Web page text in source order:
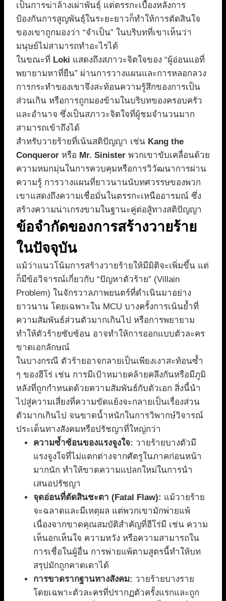
เป็นการฆ่าล้างเผ่าพันธุ์ แต่ตรรกะเบื้องหลังการ
ป้องกันการสูญพันธุ์ในระยะยาวก็ทำให้การตัดสินใจ
ของเขาถูกมองว่า “จำเป็น” ในบริบทที่เขาเห็นว่า
มนุษย์ไม่สามารถทำอะไรได้
ในขณะที่ Loki แสดงถึงสภาวะจิตใจของ “ผู้อ่อนแอที่
พยายามหาที่ยืน” ผ่านการวางแผนและการหลอกลวง
การกระทำของเขาจึงสะท้อนความรู้สึกของการเป็น
ส่วนเกิน หรือการถูกมองข้ามในบริบทของครอบครัว
และอำนาจ ซึ่งเป็นสภาวะจิตใจที่ผู้ชมจำนวนมาก
สามารถเข้าถึงได้
สำหรับวายร้ายที่เน้นสติปัญญา เช่น Kang the
Conqueror หรือ Mr. Sinister พวกเขาขับเคลื่อนด้วย
ความหมกมุ่นในการควบคุมหรือการวิวัฒนาการผ่าน
ความรู้ การวางแผนที่ยาวนานนับทศวรรษของพวก
เขาแสดงถึงความเชื่อมั่นในตรรกะเหนืออารมณ์ ซึ่ง
สร้างความน่าเกรงขามในฐานะคู่ต่อสู้ทางสติปัญญา
ข้อจำกัดของการสร้างวายร้าย
ในปัจจุบัน
แม้ว่าแนวโน้มการสร้างวายร้ายให้มีมิติจะเพิ่มขึ้น แต่
ก็มีข้อวิจารณ์เกี่ยวกับ “ปัญหาตัวร้าย” (Villain
Problem) ในจักรวาลภาพยนตร์ที่ดำเนินมาอย่าง
ยาวนาน โดยเฉพาะใน MCU บางครั้งการเน้นย้ำที่
ความสัมพันธ์ส่วนตัวมากเกินไป หรือการพยายาม
ทำให้ตัวร้ายซับซ้อน อาจทำให้การออกแบบตัวละคร
ขาดเอกลักษณ์
ในบางกรณี ตัวร้ายอาจกลายเป็นเพียงเงาสะท้อนซ้ำ
ๆ ของฮีโร่ เช่น การมีเป้าหมายคล้ายคลึงกันหรือมีภูมิ
หลังที่ถูกกำหนดด้วยความสัมพันธ์กับตัวเอก สิ่งนี้นำ
ไปสู่ความเสี่ยงที่ความขัดแย้งจะกลายเป็นเรื่องส่วน
ตัวมากเกินไป จนขาดน้ำหนักในการวิพากษ์วิจารณ์
ประเด็นทางสังคมหรือปรัชญาที่ใหญ่กว่า
ความซ้ำซ้อนของแรงจูงใจ: วายร้ายบางตัวมี
แรงจูงใจที่ไม่แตกต่างจากศัตรูในภาคก่อนหน้า
มากนัก ทำให้ขาดความแปลกใหม่ในการนำ
เสนอปรัชญา
จุดอ่อนที่ตัดสินชะตา (Fatal Flaw): แม้วายร้าย
จะฉลาดและมีเหตุผล แต่พวกเขามักพ่ายแพ้
เนื่องจากขาดคุณสมบัติสำคัญที่ฮีโร่มี เช่น ความ
เห็นอกเห็นใจ ความหวัง หรือความสามารถใน
การเชื่อในผู้อื่น การพ่ายแพ้ตามสูตรนี้ทำให้บท
สรุปมักถูกคาดเดาได้
การขาดรากฐานทางสังคม: วายร้ายบางราย
โดยเฉพาะตัวละครที่ปรากฏตัวครั้งแรกและถูก